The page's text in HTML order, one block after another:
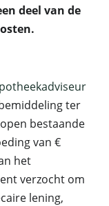
deel van de
ter
bestaande
van €
het
verzocht om
lening,